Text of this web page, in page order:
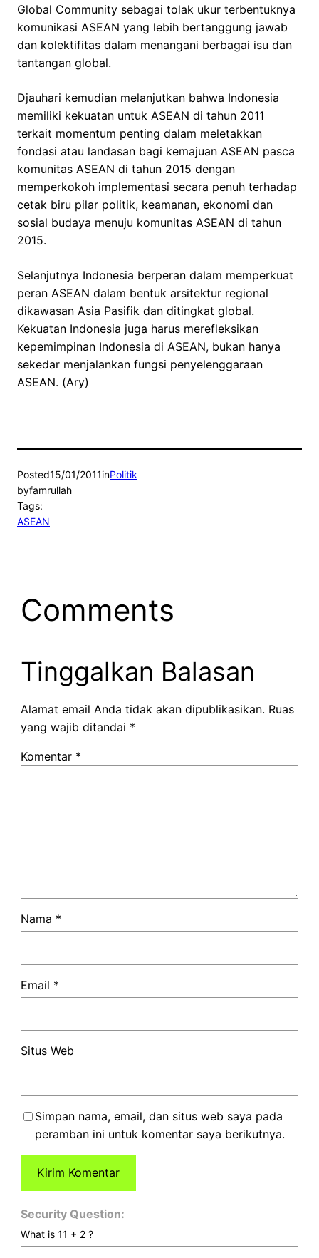
Global Community sebagai tolak ukur terbentuknya
komunikasi ASEAN yang lebih bertanggung jawab
dan kolektifitas dalam menangani berbagai isu dan
tantangan global.
Djauhari kemudian melanjutkan bahwa Indonesia
memiliki kekuatan untuk ASEAN di tahun 2011
terkait momentum penting dalam meletakkan
fondasi atau landasan bagi kemajuan ASEAN pasca
komunitas ASEAN di tahun 2015 dengan
memperkokoh implementasi secara penuh terhadap
cetak biru pilar politik, keamanan, ekonomi dan
sosial budaya menuju komunitas ASEAN di tahun
2015.
Selanjutnya Indonesia berperan dalam memperkuat
peran ASEAN dalam bentuk arsitektur regional
dikawasan Asia Pasifik dan ditingkat global.
Kekuatan Indonesia juga harus merefleksikan
kepemimpinan Indonesia di ASEAN, bukan hanya
sekedar menjalankan fungsi penyelenggaraan
ASEAN. (Ary)
Posted15/01/2011inPolitik
byfamrullah
Tags:
ASEAN
Comments
Tinggalkan Balasan
Alamat email Anda tidak akan dipublikasikan. Ruas
yang wajib ditandai *
Komentar *
Nama *
Email *
Situs Web
Simpan nama, email, dan situs web saya pada
peramban ini untuk komentar saya berikutnya.
Security Question:
What is 11 + 2 ?